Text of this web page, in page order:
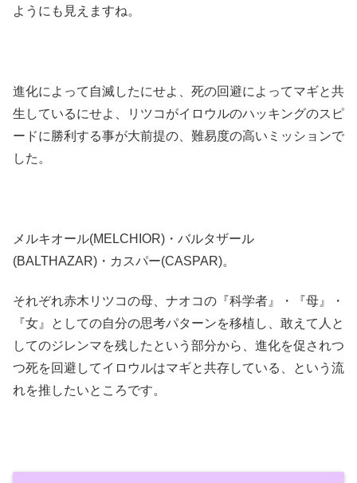
ようにも見えますね。
進化によって自滅したにせよ、死の回避によってマギと共
生しているにせよ、リツコがイロウルのハッキングのスピ
ードに勝利する事が大前提の、難易度の高いミッションで
した。
メルキオール(MELCHIOR)・バルタザール
(BALTHAZAR)・カスパー(CASPAR)。
それぞれ赤木リツコの母、ナオコの『科学者』・『母』・
『女』としての自分の思考パターンを移植し、敢えて人と
してのジレンマを残したという部分から、進化を促されつ
つ死を回避してイロウルはマギと共存している、という流
れを推したいところです。